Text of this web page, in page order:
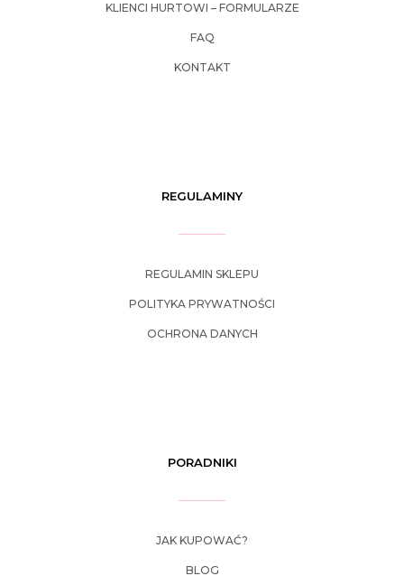
KLIENCI HURTOWI – FORMULARZE
FAQ
KONTAKT
REGULAMINY
REGULAMIN SKLEPU
POLITYKA PRYWATNOŚCI
OCHRONA DANYCH
PORADNIKI
JAK KUPOWAĆ?
BLOG